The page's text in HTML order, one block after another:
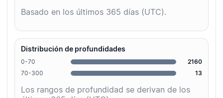
Basado en los últimos 365 días (UTC).
Distribución de profundidades
0-70
2160
70-300
13
Los rangos de profundidad se derivan de los